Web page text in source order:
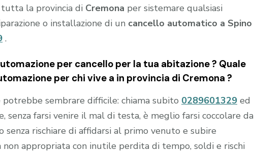
tutta la provincia di Cremona per sistemare qualsiasi
o installazione di un cancello automatico a Spino
.
per cancello per la tua abitazione ? Quale
per chi vive a in provincia di Cremona ?
sembrare difficile: chiama subito 0289601329 ed
senza farsi venire il mal di testa, è meglio farsi coccolare da
senza rischiare di affidarsi al primo venuto e subire
appropriata con inutile perdita di tempo, soldi e rischi